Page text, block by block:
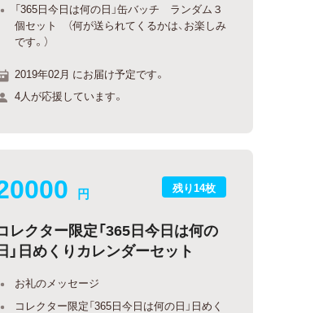
「365日今日は何の日」缶バッチ ランダム３
個セット （何が送られてくるかは、お楽しみ
です。）
2019年02月 にお届け予定です。
4人が応援しています。
残り14枚
円
レクター限定「365日今日は何の
」日めくりカレンダーセット
お礼のメッセージ
コレクター限定「365日今日は何の日」日めく